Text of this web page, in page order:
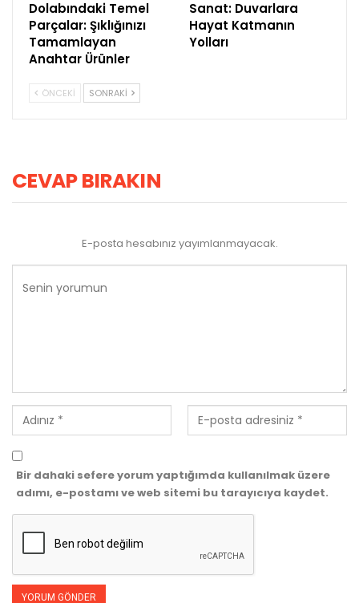
Dolabındaki Temel
Parçalar: Şıklığınızı
Tamamlayan
Anahtar Ürünler
Sanat: Duvarlara
Hayat Katmanın
Yolları
ÖNCEKI SONRAKI
CEVAP BIRAKIN
E-posta hesabınız yayımlanmayacak.
Bir dahaki sefere yorum yaptığımda kullanılmak üzere
adımı, e-postamı ve web sitemi bu tarayıcıya kaydet.